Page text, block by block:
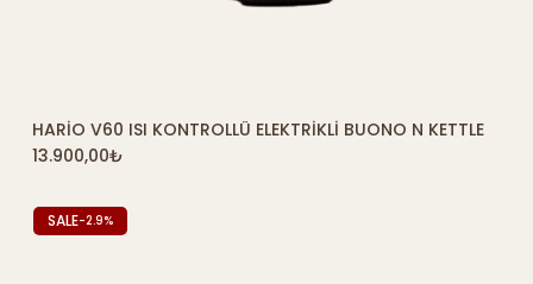
HARIO V60 ISI KONTROLLÜ ELEKTRIKLI BUONO N KETTLE
13.900,00₺
SALE-2.9%